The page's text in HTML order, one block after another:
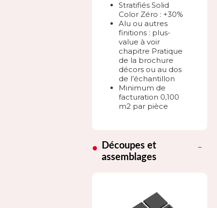
Stratifiés Solid
Color Zéro : +30%
Alu ou autres
finitions : plus-
value à voir
chapitre Pratique
de la brochure
décors ou au dos
de l’échantillon
Minimum de
facturation 0,100
m2 par pièce
Découpes et
assemblages